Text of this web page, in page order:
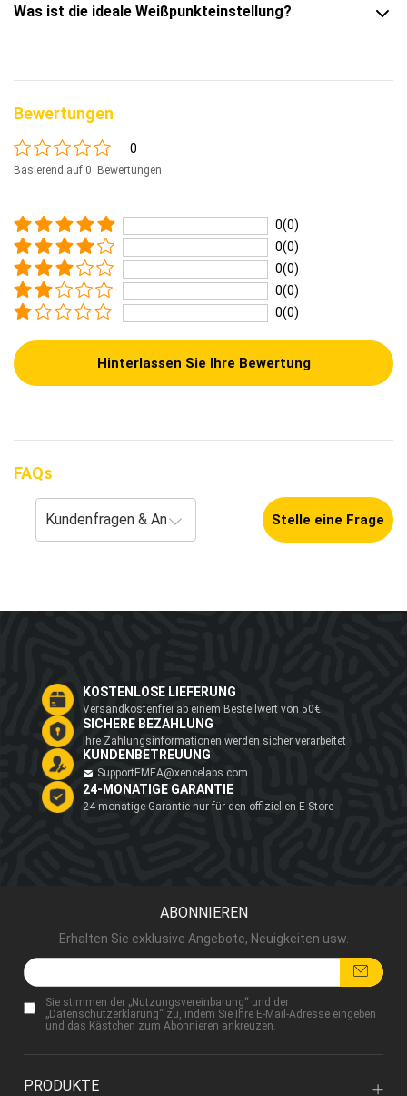
Was ist die ideale Weißpunkteinstellung?
Bewertungen
0
Basierend auf 0 Bewertungen
0(0)
0(0)
0(0)
0(0)
0(0)
Hinterlassen Sie Ihre Bewertung
FAQs
Stelle eine Frage
KOSTENLOSE LIEFERUNG
Versandkostenfrei ab einem Bestellwert von 50€
SICHERE BEZAHLUNG
Ihre Zahlungsinformationen werden sicher verarbeitet
KUNDENBETREUUNG
SupportEMEA@xencelabs.com
24-MONATIGE GARANTIE
24-monatige Garantie nur für den offiziellen E-Store
ABONNIEREN
Erhalten Sie exklusive Angebote, Neuigkeiten usw.
Sie stimmen der „Nutzungsvereinbarung“ und der
„Datenschutzerklärung“ zu, indem Sie Ihre E-Mail-Adresse eingeben
und das Kästchen zum Abonnieren ankreuzen.
PRODUKTE